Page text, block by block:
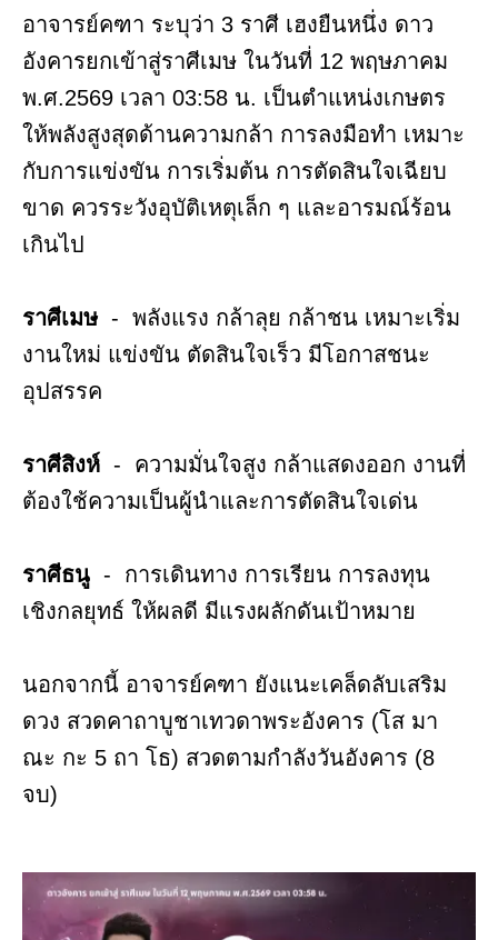
อาจารย์คฑา ระบุว่า 3 ราศี เฮงยืนหนึ่ง ดาว
อังคารยกเข้าสู่ราศีเมษ ในวันที่ 12 พฤษภาคม
พ.ศ.2569 เวลา 03:58 น. เป็นตำแหน่งเกษตร
ให้พลังสูงสุดด้านความกล้า การลงมือทำ เหมาะ
กับการแข่งขัน การเริ่มต้น การตัดสินใจเฉียบ
ขาด ควรระวังอุบัติเหตุเล็ก ๆ และอารมณ์ร้อน
เกินไป
ราศีเมษ- พลังแรง กล้าลุย กล้าชน เหมาะเริ่ม
งานใหม่ แข่งขัน ตัดสินใจเร็ว มีโอกาสชนะ
อุปสรรค
ราศีสิงห์ - ความมั่นใจสูง กล้าแสดงออก งานที่
ต้องใช้ความเป็นผู้นำและการตัดสินใจเด่น
ราศีธนู - การเดินทาง การเรียน การลงทุน
เชิงกลยุทธ์ ให้ผลดี มีแรงผลักดันเป้าหมาย
นอกจากนี้ อาจารย์คฑา ยังแนะเคล็ดลับเสริม
ดวง สวดคาถาบูชาเทวดาพระอังคาร (โส มา
ณะ กะ 5 ถา โธ) สวดตามกำลังวันอังคาร (8
จบ)